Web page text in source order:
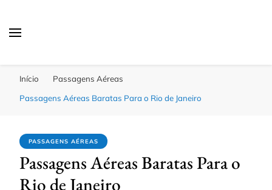
Início
Passagens Aéreas
Passagens Aéreas Baratas Para o Rio de Janeiro
PASSAGENS AÉREAS
Passagens Aéreas Baratas Para o
Rio de Janeiro